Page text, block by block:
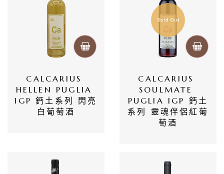
CALCARIUS
HELLEN PUGLIA
IGP 鈣土系列 閃亮
白葡萄酒
Sold Out
CALCARIUS
SOULMATE
PUGLIA IGP 鈣土
系列 靈魂伴侶紅葡
萄酒